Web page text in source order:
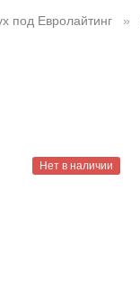
под Евролайтинг
Нет в наличии